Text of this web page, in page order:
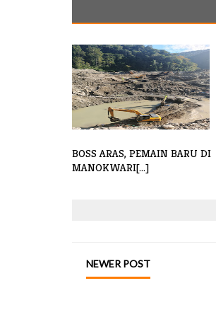
BOSS ARAS, PEMAIN BARU DI
MANOKWARI[...]
NEWER POST